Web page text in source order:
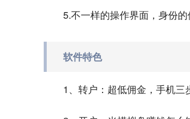
5.不一样的操作界面，身份的
软件特色
1、转户：超低佣金，手机